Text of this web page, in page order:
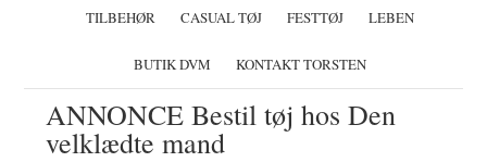
TILBEHØR CASUAL TØJ FESTTØJ LEBEN
BUTIK DVM KONTAKT TORSTEN
ANNONCE Bestil tøj hos Den
velklædte mand